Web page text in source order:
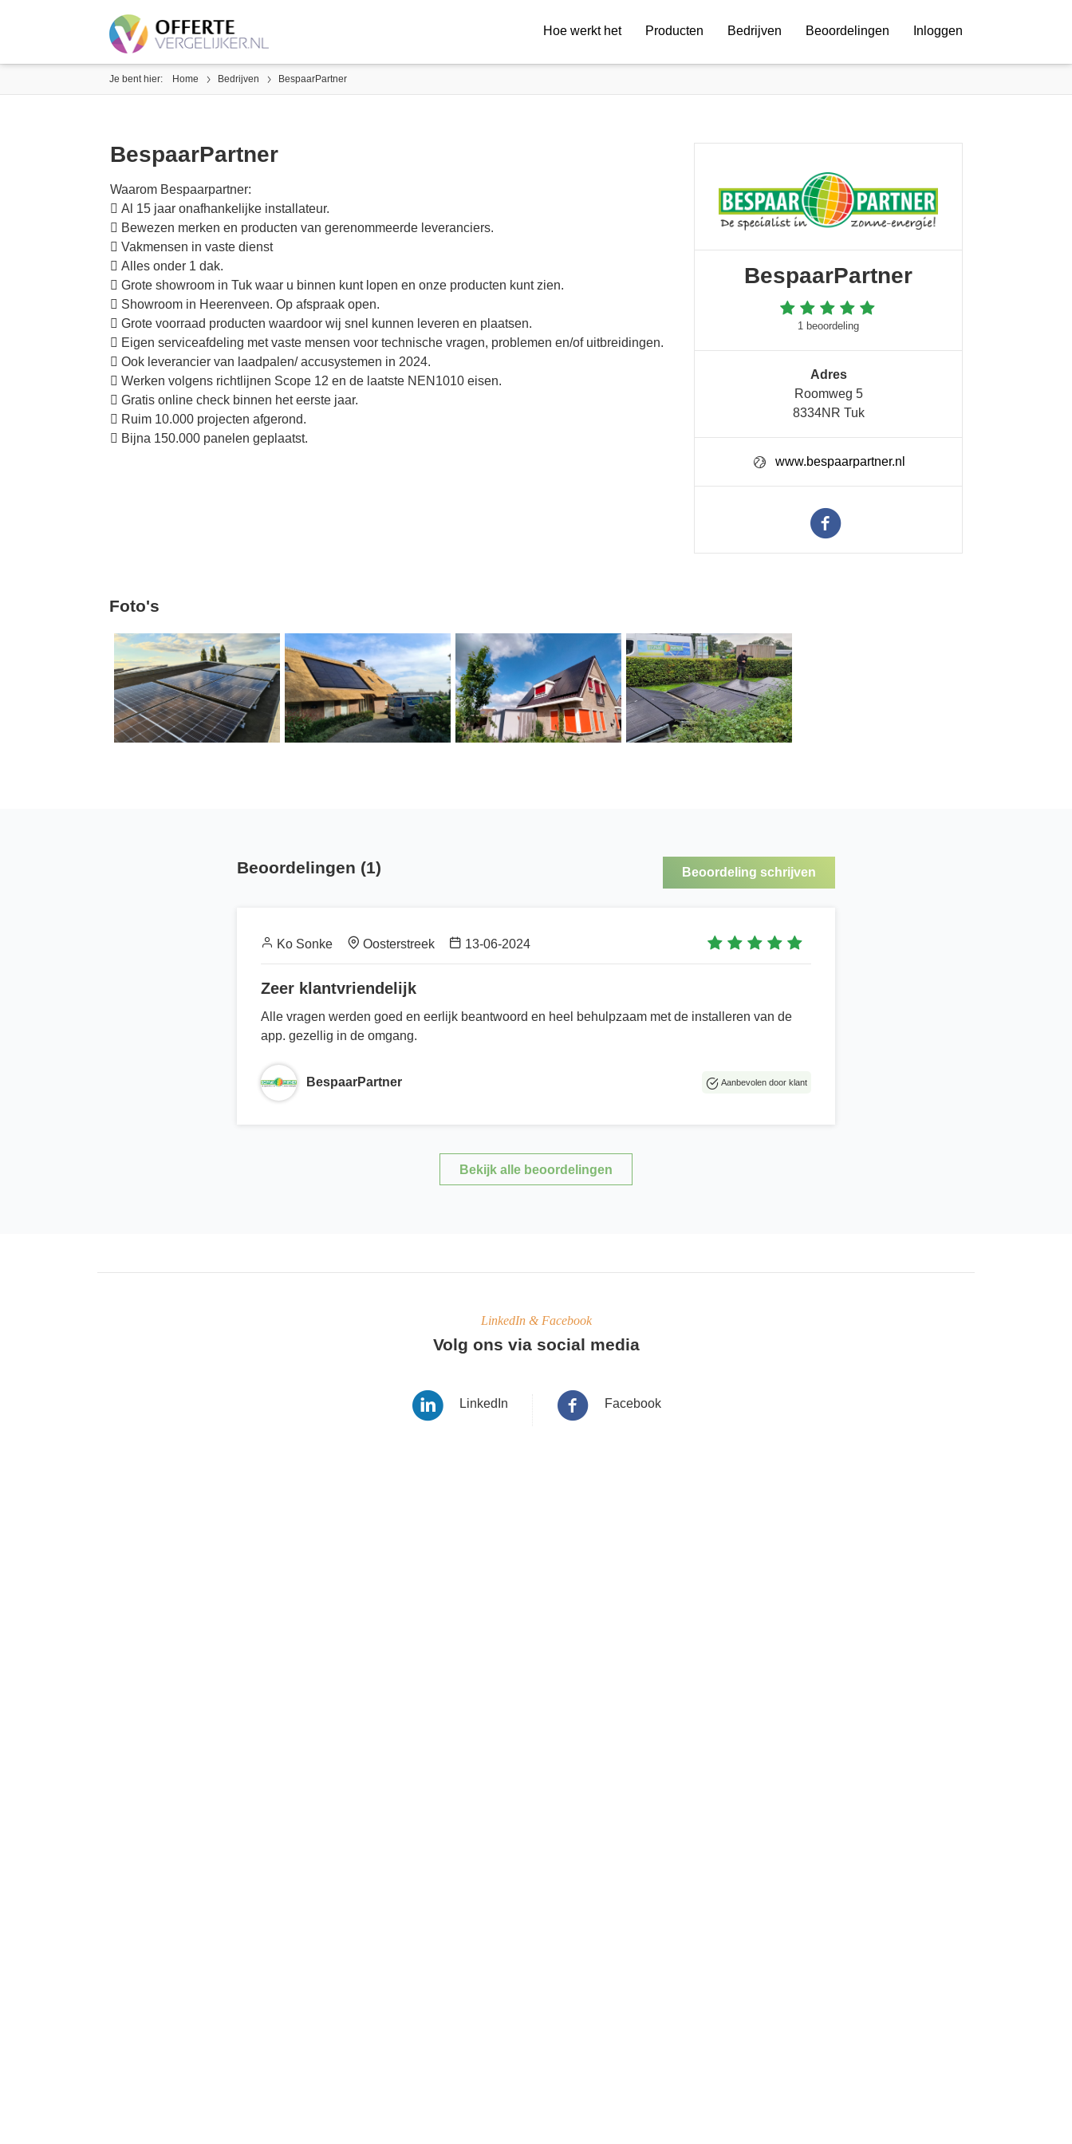
Hoe werkt het Producten Bedrijven Beoordelingen Inloggen
Je bent hier: Home Bedrijven BespaarPartner
BespaarPartner
Waarom Bespaarpartner:
 Al 15 jaar onafhankelijke installateur.
 Bewezen merken en producten van gerenommeerde leveranciers.
 Vakmensen in vaste dienst
 Alles onder 1 dak.
 Grote showroom in Tuk waar u binnen kunt lopen en onze producten kunt zien.
 Showroom in Heerenveen. Op afspraak open.
 Grote voorraad producten waardoor wij snel kunnen leveren en plaatsen.
 Eigen serviceafdeling met vaste mensen voor technische vragen, problemen en/of uitbreidingen.
 Ook leverancier van laadpalen/ accusystemen in 2024.
 Werken volgens richtlijnen Scope 12 en de laatste NEN1010 eisen.
 Gratis online check binnen het eerste jaar.
 Ruim 10.000 projecten afgerond.
 Bijna 150.000 panelen geplaatst.
BespaarPartner
1 beoordeling
Adres
Roomweg 5
8334NR Tuk
www.bespaarpartner.nl
Foto's
Beoordelingen (1) Beoordeling schrijven
Ko Sonke Oosterstreek 13-06-2024
Zeer klantvriendelijk
Alle vragen werden goed en eerlijk beantwoord en heel behulpzaam met de installeren van de
app. gezellig in de omgang.
BespaarPartner Aanbevolen door klant
Bekijk alle beoordelingen
LinkedIn & Facebook
Volg ons via social media
LinkedIn Facebook